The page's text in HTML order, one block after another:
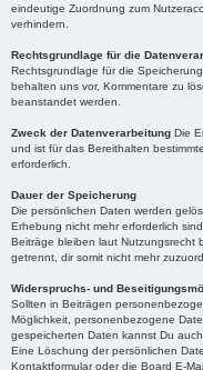
eindeutige Zuordnung zum
verhindern.
Rechtsgrundlage für die
Rechtsgrundlage für die
behalten uns vor, Kommentare zu
beanstandet werden.
Zweck der Datenverarbeitung Die
und ist für das Bereithalten
erforderlich.
Dauer der Speicherung
Die persönlichen Daten werden
Erhebung nicht mehr erforderlich
Beiträge bleiben laut Nutzungsrecht
getrennt, dir somit nicht mehr
Widerspruchs- und
Sollten in Beiträgen
Möglichkeit, personenbezogene
gespeicherten Daten kannst Du
Eine Löschung der persönlichen
Kontaktformular oder die Board E-